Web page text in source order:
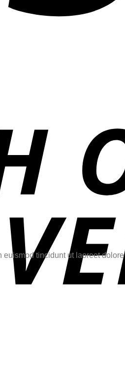
tincidunt ut laoreet